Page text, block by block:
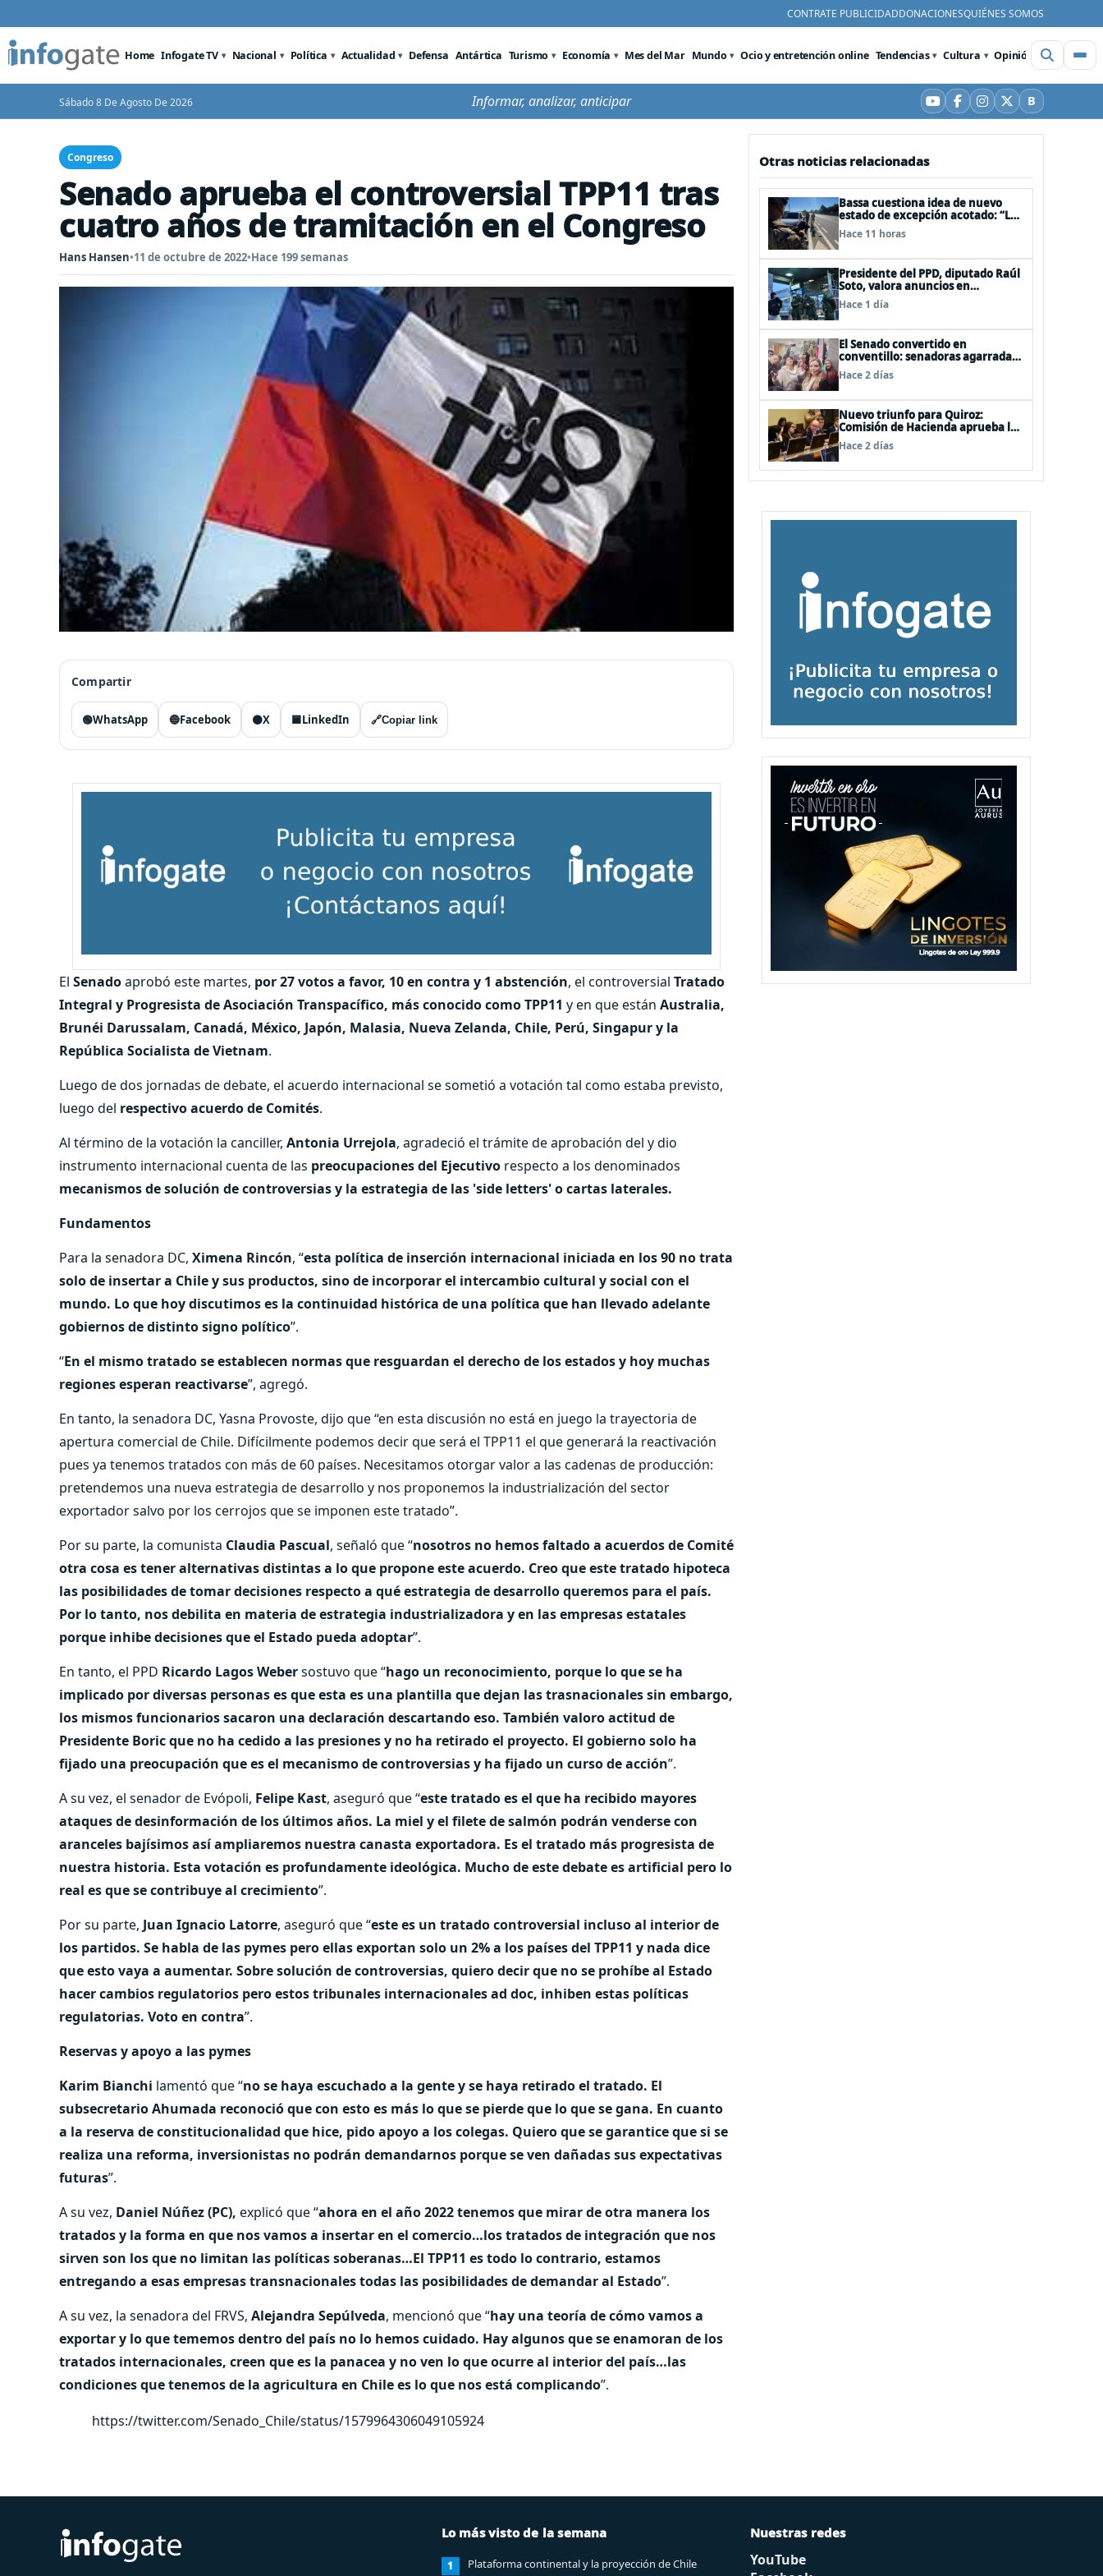
CONTRATE PUBLICIDADDONACIONESQUIÉNES SOMOS
Home Infogate TV Nacional Política Actualidad Defensa Antártica Turismo Economía Mes del Mar Mundo Ocio y entretención online Tendencias Cultura Opinión Videos
Sábado 8 De Agosto De 2026 Informar, analizar, anticipar YouTube
Facebook
Instagram
X BBluesky
Congreso
Senado aprueba el controversial TPP11 tras
cuatro años de tramitación en el Congreso
Hans Hansen•11 de octubre de 2022•Hace 199 semanas
Compartir
🟢WhatsApp 🔵Facebook ⚫X 🟦LinkedIn 🔗Copiar link
El Senadoaprobó este martes, por 27 votos a favor, 10 en contra y 1 abstención, el controversial Tratado
Integral y Progresista de Asociación Transpacífico, más conocido como TPP11 y en que están Australia,
Brunéi Darussalam, Canadá, México, Japón, Malasia, Nueva Zelanda, Chile, Perú, Singapur y la
República Socialista de Vietnam.
Luego de dos jornadas de debate, el acuerdo internacional se sometió a votación tal como estaba previsto,
luego del respectivo acuerdo de Comités.
Al término de la votación la canciller, Antonia Urrejola, agradeció el trámite de aprobación del y dio
instrumento internacional cuenta de las preocupaciones del Ejecutivo respecto a los denominados
mecanismos de solución de controversias y la estrategia de las 'side letters' o cartas laterales.
Fundamentos
Para la senadora DC, Ximena Rincón, “esta política de inserción internacional iniciada en los 90 no trata
solo de insertar a Chile y sus productos, sino de incorporar el intercambio cultural y social con el
mundo. Lo que hoy discutimos es la continuidad histórica de una política que han llevado adelante
gobiernos de distinto signo político”.
“En el mismo tratado se establecen normas que resguardan el derecho de los estados y hoy muchas
regiones esperan reactivarse”, agregó.
En tanto, la senadora DC, Yasna Provoste, dijo que “en esta discusión no está en juego la trayectoria de
apertura comercial de Chile. Difícilmente podemos decir que será el TPP11 el que generará la reactivación
pues ya tenemos tratados con más de 60 países. Necesitamos otorgar valor a las cadenas de producción:
pretendemos una nueva estrategia de desarrollo y nos proponemos la industrialización del sector
exportador salvo por los cerrojos que se imponen este tratado”.
Por su parte, la comunista Claudia Pascual, señaló que “nosotros no hemos faltado a acuerdos de Comité
otra cosa es tener alternativas distintas a lo que propone este acuerdo. Creo que este tratado hipoteca
las posibilidades de tomar decisiones respecto a qué estrategia de desarrollo queremos para el país.
Por lo tanto, nos debilita en materia de estrategia industrializadora y en las empresas estatales
porque inhibe decisiones que el Estado pueda adoptar”.
En tanto, el PPD Ricardo Lagos Webersostuvo que “hago un reconocimiento, porque lo que se ha
implicado por diversas personas es que esta es una plantilla que dejan las trasnacionales sin embargo,
los mismos funcionarios sacaron una declaración descartando eso. También valoro actitud de
Presidente Boric que no ha cedido a las presiones y no ha retirado el proyecto. El gobierno solo ha
fijado una preocupación que es el mecanismo de controversias y ha fijado un curso de acción”.
A su vez, el senador de Evópoli, Felipe Kast, aseguró que “este tratado es el que ha recibido mayores
ataques de desinformación de los últimos años. La miel y el filete de salmón podrán venderse con
aranceles bajísimos así ampliaremos nuestra canasta exportadora. Es el tratado más progresista de
nuestra historia. Esta votación es profundamente ideológica. Mucho de este debate es artificial pero lo
real es que se contribuye al crecimiento”.
Por su parte, Juan Ignacio Latorre, aseguró que “este es un tratado controversial incluso al interior de
los partidos. Se habla de las pymes pero ellas exportan solo un 2% a los países del TPP11 y nada dice
que esto vaya a aumentar. Sobre solución de controversias, quiero decir que no se prohíbe al Estado
hacer cambios regulatorios pero estos tribunales internacionales ad doc, inhiben estas políticas
regulatorias. Voto en contra”.
Reservas y apoyo a las pymes
Karim Bianchi lamentó que “no se haya escuchado a la gente y se haya retirado el tratado. El
subsecretario Ahumada reconoció que con esto es más lo que se pierde que lo que se gana. En cuanto
a la reserva de constitucionalidad que hice, pido apoyo a los colegas. Quiero que se garantice que si se
realiza una reforma, inversionistas no podrán demandarnos porque se ven dañadas sus expectativas
futuras”.
A su vez, Daniel Núñez (PC), explicó que “ahora en el año 2022 tenemos que mirar de otra manera los
tratados y la forma en que nos vamos a insertar en el comercio…los tratados de integración que nos
sirven son los que no limitan las políticas soberanas…El TPP11 es todo lo contrario, estamos
entregando a esas empresas transnacionales todas las posibilidades de demandar al Estado”.
A su vez, la senadora del FRVS, Alejandra Sepúlveda, mencionó que “hay una teoría de cómo vamos a
exportar y lo que tememos dentro del país no lo hemos cuidado. Hay algunos que se enamoran de los
tratados internacionales, creen que es la panacea y no ven lo que ocurre al interior del país…las
condiciones que tenemos de la agricultura en Chile es lo que nos está complicando”.
https://twitter.com/Senado_Chile/status/1579964306049105924
Otras noticias relacionadas
Bassa cuestiona idea de nuevo
estado de excepción acotado: “Las
FFAA no son policías”
Hace 11 horas
Presidente del PPD, diputado Raúl
Soto, valora anuncios en
seguridad pero advierte ausencia
clave: alzamiento del secreto
Hace 1 día
El Senado convertido en
conventillo: senadoras agarradas
de las mechas
Hace 2 días
Nuevo triunfo para Quiroz:
Comisión de Hacienda aprueba los
vetos a la Megarreforma
Hace 2 días
Lo más visto de la semana
1 Plataforma continental y la proyección de Chile
Nuestras redes
YouTube